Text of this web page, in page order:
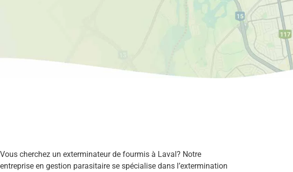
Vous cherchez un exterminateur de fourmis à Laval? Notre
entreprise en gestion parasitaire se spécialise dans l’extermination